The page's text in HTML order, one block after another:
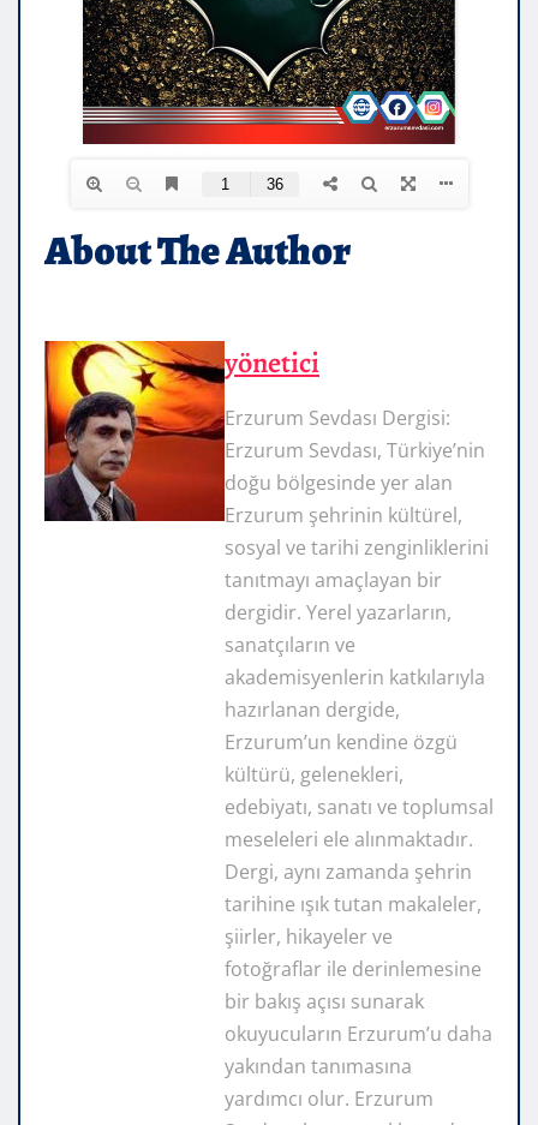
About The Author
yönetici
Erzurum Sevdası Dergisi:
Erzurum Sevdası, Türkiye’nin
doğu bölgesinde yer alan
Erzurum şehrinin kültürel,
sosyal ve tarihi zenginliklerini
tanıtmayı amaçlayan bir
dergidir. Yerel yazarların,
sanatçıların ve
akademisyenlerin katkılarıyla
hazırlanan dergide,
Erzurum’un kendine özgü
kültürü, gelenekleri,
edebiyatı, sanatı ve toplumsal
meseleleri ele alınmaktadır.
Dergi, aynı zamanda şehrin
tarihine ışık tutan makaleler,
şiirler, hikayeler ve
fotoğraflar ile derinlemesine
bir bakış açısı sunarak
okuyucuların Erzurum’u daha
yakından tanımasına
yardımcı olur. Erzurum